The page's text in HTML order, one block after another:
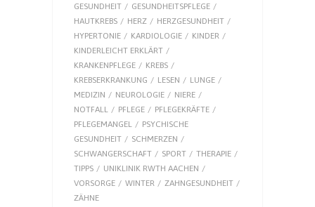
GESUNDHEIT
GESUNDHEITSPFLEGE
HAUTKREBS
HERZ
HERZGESUNDHEIT
HYPERTONIE
KARDIOLOGIE
KINDER
KINDERLEICHT ERKLÄRT
KRANKENPFLEGE
KREBS
KREBSERKRANKUNG
LESEN
LUNGE
MEDIZIN
NEUROLOGIE
NIERE
NOTFALL
PFLEGE
PFLEGEKRÄFTE
PFLEGEMANGEL
PSYCHISCHE
GESUNDHEIT
SCHMERZEN
SCHWANGERSCHAFT
SPORT
THERAPIE
TIPPS
UNIKLINIK RWTH AACHEN
VORSORGE
WINTER
ZAHNGESUNDHEIT
ZÄHNE